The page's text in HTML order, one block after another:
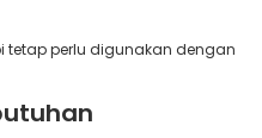
tetap perlu digunakan dengan